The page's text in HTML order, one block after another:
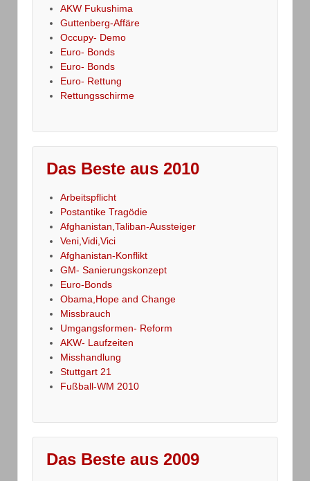
AKW Fukushima
Guttenberg-Affäre
Occupy- Demo
Euro- Bonds
Euro- Bonds
Euro- Rettung
Rettungsschirme
Das Beste aus 2010
Arbeitspflicht
Postantike Tragödie
Afghanistan,Taliban-Aussteiger
Veni,Vidi,Vici
Afghanistan-Konflikt
GM- Sanierungskonzept
Euro-Bonds
Obama,Hope and Change
Missbrauch
Umgangsformen- Reform
AKW- Laufzeiten
Misshandlung
Stuttgart 21
Fußball-WM 2010
Das Beste aus 2009